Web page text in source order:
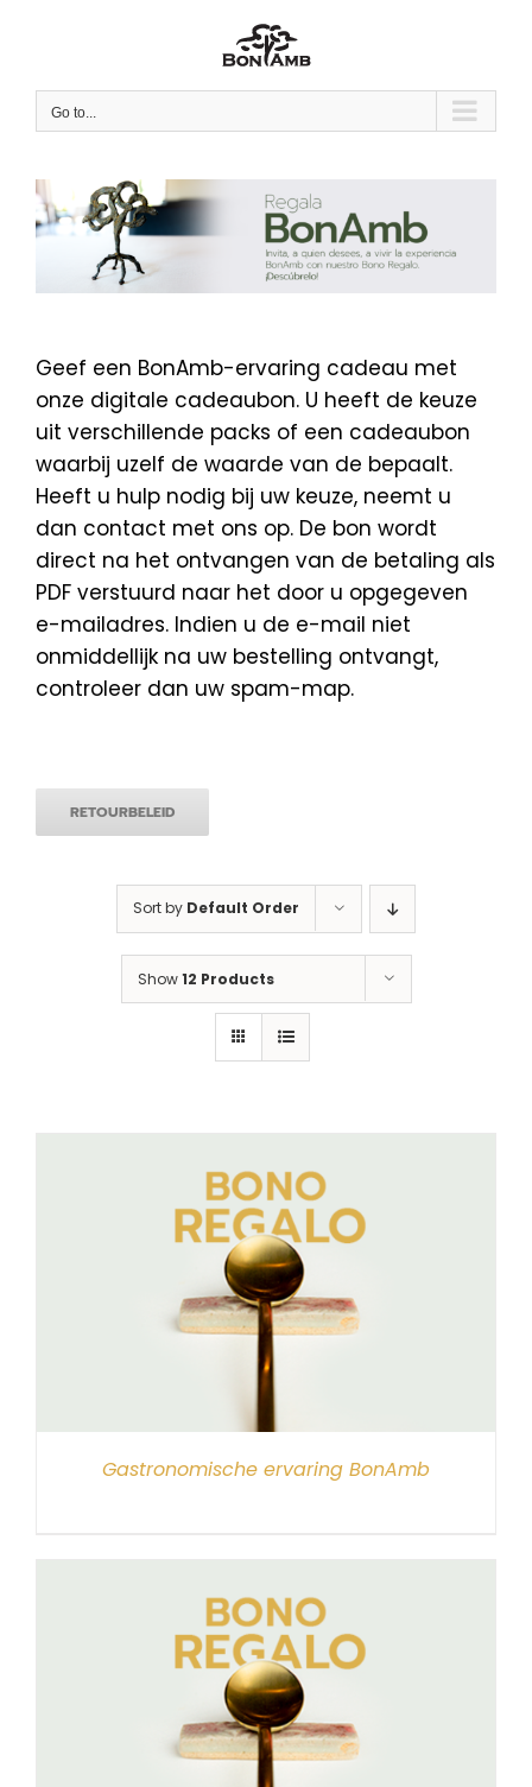
Go to...
Geef een BonAmb-ervaring cadeau met
onze digitale cadeaubon. U heeft de keuze
uit verschillende packs of een cadeaubon
waarbij uzelf de waarde van de bepaalt.
Heeft u hulp nodig bij uw keuze, neemt u
dan contact met ons op. De bon wordt
direct na het ontvangen van de betaling als
PDF verstuurd naar het door u opgegeven
e-mailadres. Indien u de e-mail niet
onmiddellijk na uw bestelling ontvangt,
controleer dan uw spam-map.
RETOURBELEID
Sort by Default Order
Show12 Products
Gastronomische ervaring BonAmb